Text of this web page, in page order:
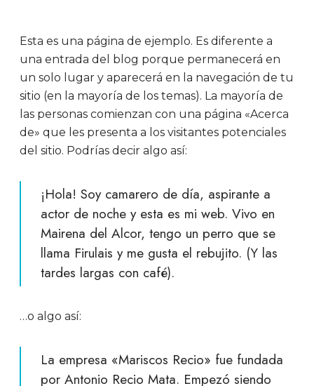
Esta es una página de ejemplo. Es diferente a
una entrada del blog porque permanecerá en
un solo lugar y aparecerá en la navegación de tu
sitio (en la mayoría de los temas). La mayoría de
las personas comienzan con una página «Acerca
de» que les presenta a los visitantes potenciales
del sitio. Podrías decir algo así:
¡Hola! Soy camarero de día, aspirante a
actor de noche y esta es mi web. Vivo en
Mairena del Alcor, tengo un perro que se
llama Firulais y me gusta el rebujito. (Y las
tardes largas con café).
…o algo así:
La empresa «Mariscos Recio» fue fundada
por Antonio Recio Mata. Empezó siendo